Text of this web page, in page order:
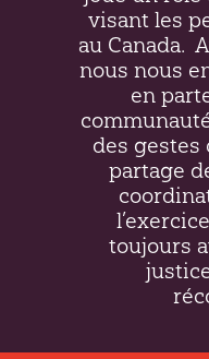
visant les
au Canada.
nous nous
en
des gestes
partage
toujours